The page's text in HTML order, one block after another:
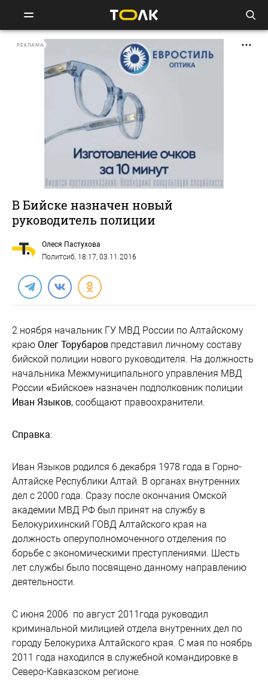
РЕКЛАМА
В Бийске назначен новый
руководитель полиции
Олеся Пастухова
Политсиб, 18:17, 03.11.2016
2 ноября начальник ГУ МВД России по Алтайскому
краю Олег Торубаров представил личному составу
бийской полиции нового руководителя. На должность
начальника Межмуниципального управления МВД
России «Бийское» назначен подполковник полиции
Иван Языков, сообщают правоохранители.
Справка:
Иван Языков родился 6 декабря 1978 года в Горно-
Алтайске Республики Алтай. В органах внутренних
дел с 2000 года. Сразу после окончания Омской
академии МВД РФ был принят на службу в
Белокурихинский ГОВД Алтайского края на
должность оперуполномоченного отделения по
борьбе с экономическими преступлениями. Шесть
лет службы было посвящено данному направлению
деятельности.
С июня 2006 по август 2011года руководил
криминальной милицией отдела внутренних дел по
городу Белокуриха Алтайского края. С мая по ноябрь
2011 года находился в служебной командировке в
Северо-Кавказском регионе.